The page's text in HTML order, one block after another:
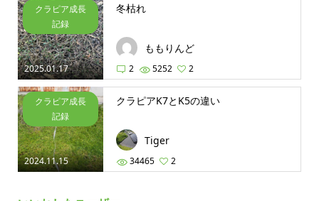
2025.01.17
クラピア成長
記録
冬枯れ
ももりんど
2 5252 2
2024.11.15
クラピア成長
記録
クラピアK7とK5の違い
Tiger
34465 2